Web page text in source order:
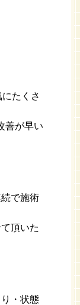
たくさ
善が早い
で施術
頂いた
・状態